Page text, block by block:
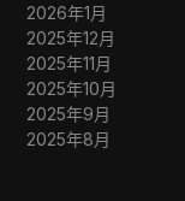
2026年1月
2025年12月
2025年11月
2025年10月
2025年9月
2025年8月